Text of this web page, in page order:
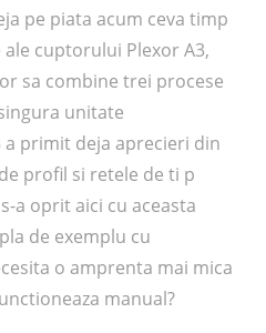
pe piata acum ceva timp
cuptorului Plexor A3,
sa combine trei procese
unitate
primit deja aprecieri din
profil si retele de ti p
a oprit aici cu aceasta
de exemplu cu
o amprenta mai mica
manual?